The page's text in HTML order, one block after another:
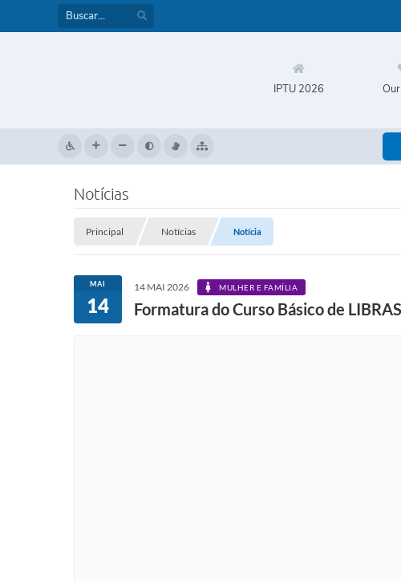
IPTU 2026
Notícias
Principal Notícias Notícia
MAI
14
14 MAI 2026 MULHER E FAMÍLIA
Formatura do Curso Básico de